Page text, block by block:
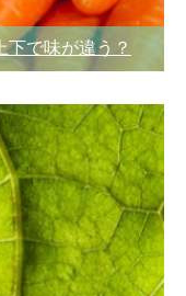
下で味が違う？